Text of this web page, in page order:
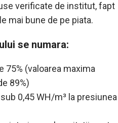
verificate de institut, fapt
mai bune de pe piata.
se numara:
75% (valoarea maxima
89%)
0,45 WH/m³ la presiunea